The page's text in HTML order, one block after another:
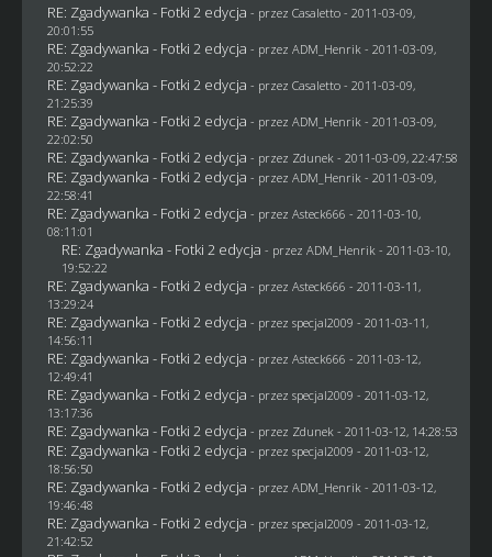
RE: Zgadywanka - Fotki 2 edycja - przez Casaletto- 2011-03-09,
20:01:55
RE: Zgadywanka - Fotki 2 edycja - przez ADM_Henrik - 2011-03-09,
20:52:22
RE: Zgadywanka - Fotki 2 edycja - przez Casaletto- 2011-03-09,
21:25:39
RE: Zgadywanka - Fotki 2 edycja - przez ADM_Henrik - 2011-03-09,
22:02:50
RE: Zgadywanka - Fotki 2 edycja - przez Zdunek - 2011-03-09, 22:47:58
RE: Zgadywanka - Fotki 2 edycja - przez ADM_Henrik - 2011-03-09,
22:58:41
RE: Zgadywanka - Fotki 2 edycja - przez Asteck666 - 2011-03-10,
08:11:01
RE: Zgadywanka - Fotki 2 edycja - przez ADM_Henrik - 2011-03-10,
19:52:22
RE: Zgadywanka - Fotki 2 edycja - przez Asteck666 - 2011-03-11,
13:29:24
RE: Zgadywanka - Fotki 2 edycja - przez specjal2009 - 2011-03-11,
14:56:11
RE: Zgadywanka - Fotki 2 edycja - przez Asteck666 - 2011-03-12,
12:49:41
RE: Zgadywanka - Fotki 2 edycja - przez specjal2009 - 2011-03-12,
13:17:36
RE: Zgadywanka - Fotki 2 edycja - przez Zdunek - 2011-03-12, 14:28:53
RE: Zgadywanka - Fotki 2 edycja - przez specjal2009 - 2011-03-12,
18:56:50
RE: Zgadywanka - Fotki 2 edycja - przez ADM_Henrik - 2011-03-12,
19:46:48
RE: Zgadywanka - Fotki 2 edycja - przez specjal2009 - 2011-03-12,
21:42:52